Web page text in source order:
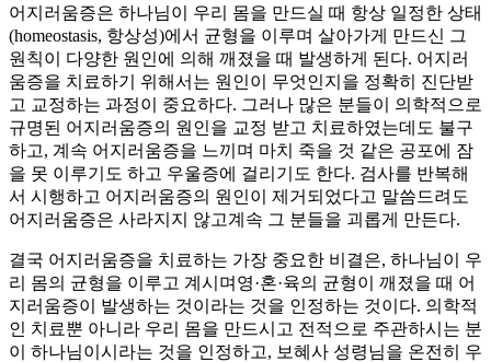
어지러움증은 하나님이 우리 몸을 만드실 때 항상 일정한 상태
(homeostasis, 항상성)에서 균형을 이루며 살아가게 만드신 그
원칙이 다양한 원인에 의해 깨졌을 때 발생하게 된다. 어지러
움증을 치료하기 위해서는 원인이 무엇인지을 정확히 진단받
고 교정하는 과정이 중요하다. 그러나 많은 분들이 의학적으로
규명된 어지러움증의 원인을 교정 받고 치료하였는데도 불구
하고, 계속 어지러움증을 느끼며 마치 죽을 것 같은 공포에 잠
을 못 이루기도 하고 우울증에 걸리기도 한다. 검사를 반복해
서 시행하고 어지러움증의 원인이 제거되었다고 말씀드려도
어지러움증은 사라지지 않고계속 그 분들을 괴롭게 만든다.
결국 어지러움증을 치료하는 가장 중요한 비결은, 하나님이 우
리 몸의 균형을 이루고 계시며영·혼·육의 균형이 깨졌을 때 어
지러움증이 발생하는 것이라는 것을 인정하는 것이다. 의학적
인 치료뿐 아니라 우리 몸을 만드시고 전적으로 주관하시는 분
이 하나님이시라는 것을 인정하고, 보혜사 성령님을 온전히 우